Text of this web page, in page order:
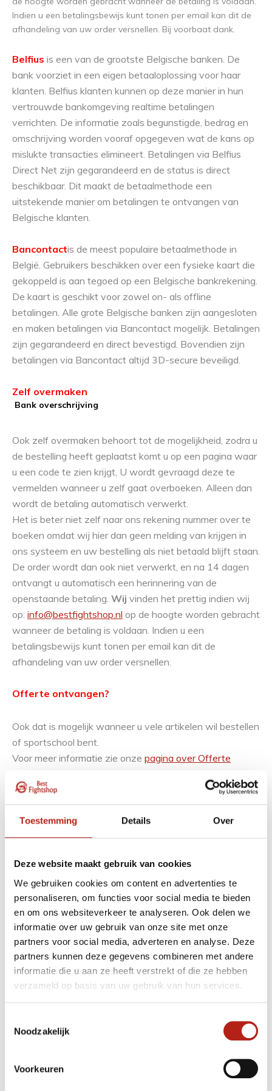
Toestemming Details Over
Deze website maakt gebruik van cookies
We gebruiken cookies om content en advertenties te
personaliseren, om functies voor social media te bieden
en om ons websiteverkeer te analyseren. Ook delen we
informatie over uw gebruik van onze site met onze
partners voor social media, adverteren en analyse. Deze
partners kunnen deze gegevens combineren met andere
informatie die u aan ze heeft verstrekt of die ze hebben
verzameld op basis van uw gebruik van hun services.
Noodzakelijk
Voorkeuren
Indien u een betalingsbewijs kunt tonen per email kan dit de
afhandeling van uw order versnellen. Bij voorbaat dank.
Belfius is een van de grootste Belgische banken. De
bank voorziet in een eigen betaaloplossing voor haar
klanten. Belfius klanten kunnen op deze manier in hun
vertrouwde bankomgeving realtime betalingen
verrichten. De informatie zoals begunstigde, bedrag en
omschrijving worden vooraf opgegeven wat de kans op
mislukte transacties elimineert. Betalingen via Belfius
Direct Net zijn gegarandeerd en de status is direct
beschikbaar. Dit maakt de betaalmethode een
uitstekende manier om betalingen te ontvangen van
Belgische klanten.
Bancontactis de meest populaire betaalmethode in
België. Gebruikers beschikken over een fysieke kaart die
gekoppeld is aan tegoed op een Belgische bankrekening.
De kaart is geschikt voor zowel on- als offline
betalingen. Alle grote Belgische banken zijn aangesloten
en maken betalingen via Bancontact mogelijk. Betalingen
zijn gegarandeerd en direct bevestigd. Bovendien zijn
betalingen via Bancontact altijd 3D-secure beveiligd.
Zelf overmaken
Bank overschrijving
Ook zelf overmaken behoort tot de mogelijkheid, zodra u
de bestelling heeft geplaatst komt u op een pagina waar
u een code te zien krijgt, U wordt gevraagd deze te
vermelden wanneer u zelf gaat overboeken. Alleen dan
wordt de betaling automatisch verwerkt.
Het is beter niet zelf naar ons rekening nummer over te
boeken omdat wij hier dan geen melding van krijgen in
ons systeem en uw bestelling als niet betaald blijft staan.
De order wordt dan ook niet verwerkt, en na 14 dagen
ontvangt u automatisch een herinnering van de
openstaande betaling. Wij vinden het prettig indien wij
op: info@bestfightshop.nl op de hoogte worden gebracht
wanneer de betaling is voldaan. Indien u een
betalingsbewijs kunt tonen per email kan dit de
afhandeling van uw order versnellen.
Offerte ontvangen?
Ook dat is mogelijk wanneer u vele artikelen wil bestellen
of sportschool bent.
Voor meer informatie zie onze pagina over Offerte
optie, u hoeft dan nog niet te betalen, en zit verder
nergens aan vast. Op deze manier hebben we al uw
gegevens bij de hand en kunnen we het snelst een
offerte maken.
Achteraf betalen via Billink
van €250 tot €750
Eerst zien dan betalen? Ook dat is mogelijk.
Op het moment dat u de bestelling plaatst bepaald de
payment provider binnen 1 seconden of hun de uitgestelde
betaling kunnen / willen aannemen.
U heeft geprobeerd te bestellen met Achteraf betalen maar
geweigerd.